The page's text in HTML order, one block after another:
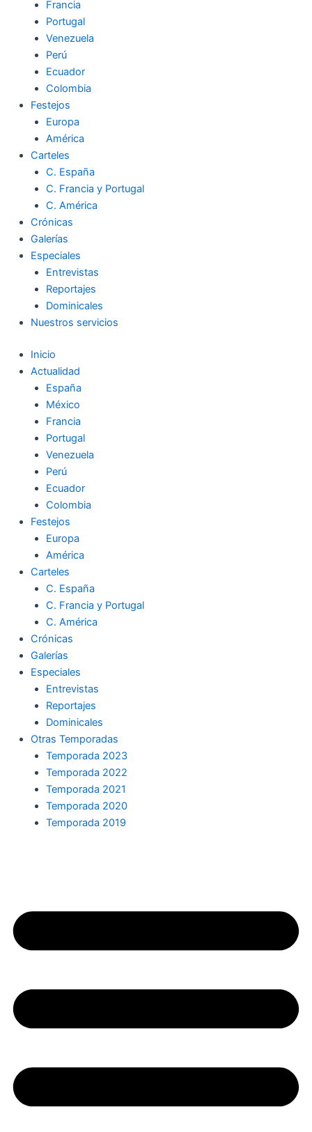
Francia
Portugal
Venezuela
Perú
Ecuador
Colombia
Festejos
Europa
América
Carteles
C. España
C. Francia y Portugal
C. América
Crónicas
Galerías
Especiales
Entrevistas
Reportajes
Dominicales
Nuestros servicios
Inicio
Actualidad
España
México
Francia
Portugal
Venezuela
Perú
Ecuador
Colombia
Festejos
Europa
América
Carteles
C. España
C. Francia y Portugal
C. América
Crónicas
Galerías
Especiales
Entrevistas
Reportajes
Dominicales
Otras Temporadas
Temporada 2023
Temporada 2022
Temporada 2021
Temporada 2020
Temporada 2019